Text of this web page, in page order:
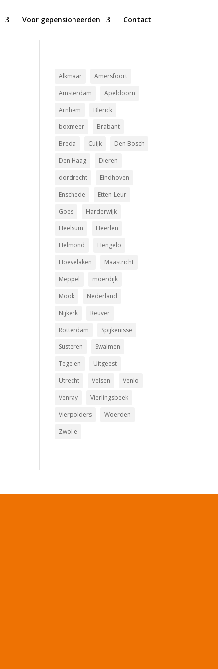
Voor gepensioneerden Contact
Alkmaar
Amersfoort
Amsterdam
Apeldoorn
Arnhem
Blerick
boxmeer
Brabant
Breda
Cuijk
Den Bosch
Den Haag
Dieren
dordrecht
Eindhoven
Enschede
Etten-Leur
Goes
Harderwijk
Heelsum
Heerlen
Helmond
Hengelo
Hoevelaken
Maastricht
Meppel
moerdijk
Mook
Nederland
Nijkerk
Reuver
Rotterdam
Spijkenisse
Susteren
Swalmen
Tegelen
Uitgeest
Utrecht
Velsen
Venlo
Venray
Vierlingsbeek
Vierpolders
Woerden
Zwolle